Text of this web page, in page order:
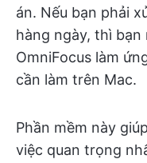
án. Nếu bạn phải
hàng ngày, thì bạn
OmniFocus làm
cần làm trên Mac.
Phần mềm này
việc quan trọng